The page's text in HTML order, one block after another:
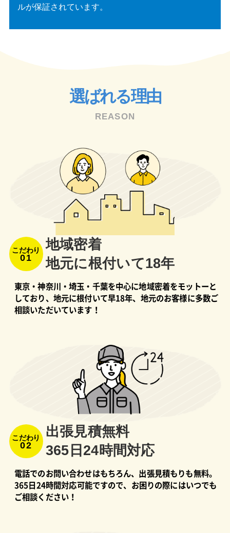
ルが保証されています。
選ばれる理由
REASON
こだわり
01
地域密着
地元に根付いて18年
東京・神奈川・埼玉・千葉を中心に地域密着をモットーと
しており、地元に根付いて早18年、地元のお客様に多数ご
相談いただいています！
こだわり
02
出張⾒積無料
365⽇24時間対応
電話でのお問い合わせはもちろん、出張見積もりも無料。
365日24時間対応可能ですので、お困りの際にはいつでも
ご相談ください！